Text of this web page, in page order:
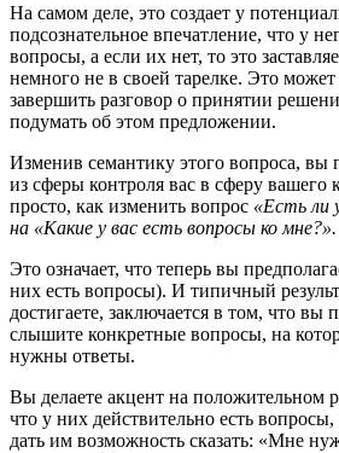
На самом деле, это создает у
подсознательное впечатление, что у
вопросы, а если их нет, то это
немного не в своей тарелке. Это может
завершить разговор о принятии
подумать об этом предложении.
Изменив семантику этого вопроса, вы
из сферы контроля вас в сферу вашего
просто, как изменить вопрос «Есть ли
на «Какие у вас есть вопросы ко мне?».
Это означает, что теперь вы
них есть вопросы). И типичный
достигаете, заключается в том, что вы
слышите конкретные вопросы, на
нужны ответы.
Вы делаете акцент на положительном
что у них действительно есть
дать им возможность сказать: «Мне